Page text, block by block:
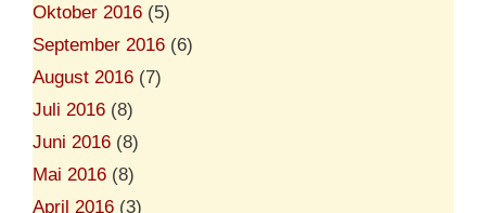
Oktober 2016 (5)
September 2016 (6)
August 2016 (7)
Juli 2016 (8)
Juni 2016 (8)
Mai 2016 (8)
April 2016 (3)